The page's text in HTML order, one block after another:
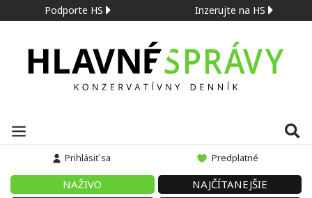
Podporte HS Inzerujte na HS
Prihlásiť sa Predplatné
NAŽIVO
NAJČÍTANEJŠIE